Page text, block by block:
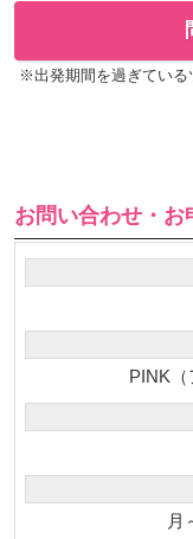
※出発期間を過ぎている
お問い合わせ・お
PINK（
月